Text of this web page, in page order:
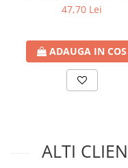
Descarcatoare de curent
Relee si contactoare
Contactoare modulare
Separatoare si sigurante
47,70 Lei
ADAUGA IN COS
ALTI